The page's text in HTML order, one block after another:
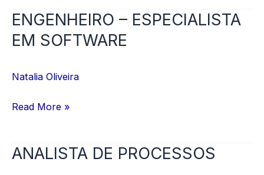
ENGENHEIRO – ESPECIALISTA
EM SOFTWARE
Natalia Oliveira
ENGENHEIRO
–
EM
Read More »
ANALISTA DE PROCESSOS
ANALISTA